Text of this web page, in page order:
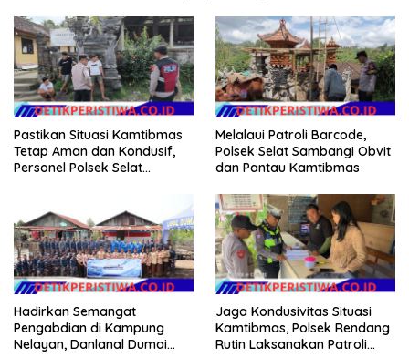
Pastikan Situasi Kamtibmas
Tetap Aman dan Kondusif,
Personel Polsek Selat
Melalaui Patroli Barcode,
Polsek Selat Sambangi Obvit
dan Pantau Kamtibmas
Hadirkan Semangat
Pengabdian di Kampung
Nelayan, Danlanal Dumai
Jaga Kondusivitas Situasi
Kamtibmas, Polsek Rendang
Rutin Laksanakan Patroli